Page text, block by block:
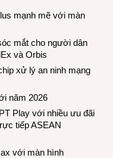
mạnh mẽ với màn
mắt cho người dân
và Orbis
xử lý an ninh mạng
năm 2026
Play với nhiều ưu đãi
tiếp ASEAN
với màn hình